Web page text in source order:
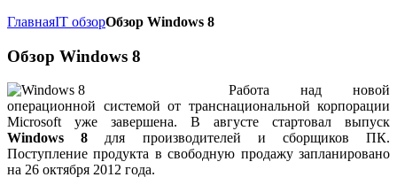
ГлавнаяIT обзорОбзор Windows 8
Обзор Windows 8
Работа над новой
операционной системой от транснациональной корпорации
Microsoft уже завершена. В августе стартовал выпуск
Windows 8 для производителей и сборщиков ПК.
Поступление продукта в свободную продажу запланировано
на 26 октября 2012 года.